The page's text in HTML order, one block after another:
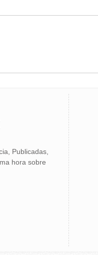
Publicadas,
hora sobre